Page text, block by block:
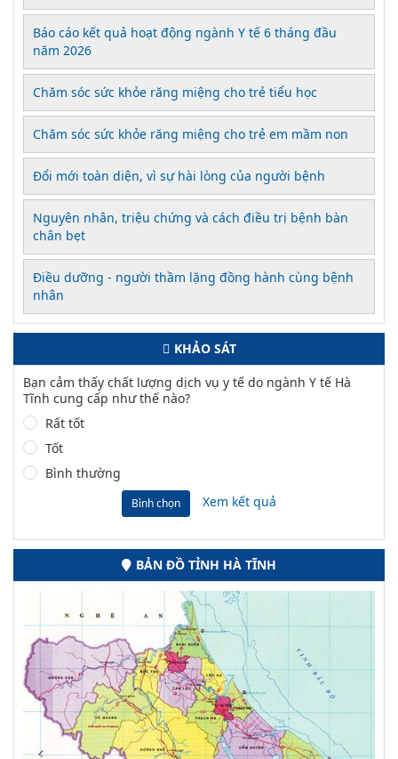
Báo cáo kết quả hoạt động ngành Y tế 6 tháng đầu
năm 2026
Chăm sóc sức khỏe răng miệng cho trẻ tiểu học
Chăm sóc sức khỏe răng miệng cho trẻ em mầm non
Đổi mới toàn diện, vì sự hài lòng của người bệnh
Nguyên nhân, triệu chứng và cách điều trị bệnh bàn
chân bẹt
Điều dưỡng - người thầm lặng đồng hành cùng bệnh
nhân
KHẢO SÁT
Bạn cảm thấy chất lượng dịch vụ y tế do ngành Y tế Hà
Tĩnh cung cấp như thế nào?
Rất tốt
Tốt
Bình thường
Bình chọn Xem kết quả
BẢN ĐỒ TỈNH HÀ TĨNH